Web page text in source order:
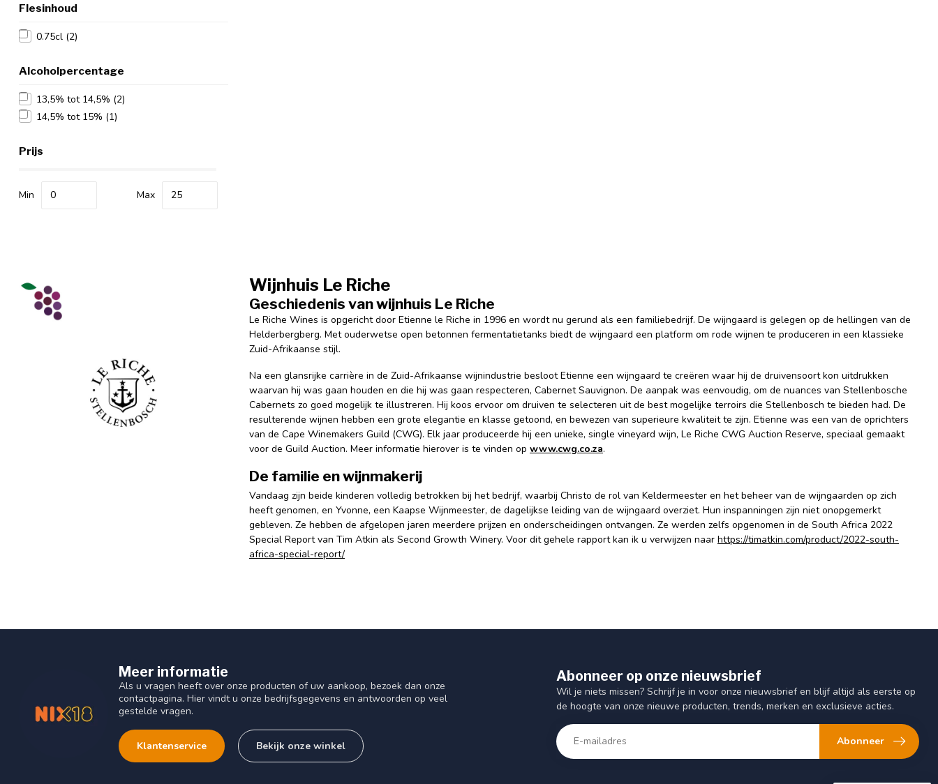
Flesinhoud
0.75cl (2)
Alcoholpercentage
13,5% tot 14,5% (2)
14,5% tot 15% (1)
Prijs
Min Max
Wijnhuis Le Riche
Geschiedenis van wijnhuis Le Riche
Le Riche Wines is opgericht door Etienne le Riche in 1996 en wordt nu gerund als een familiebedrijf. De wijngaard is gelegen op de hellingen van de
Helderbergberg. Met ouderwetse open betonnen fermentatietanks biedt de wijngaard een platform om rode wijnen te produceren in een klassieke
Zuid-Afrikaanse stijl.
Na een glansrijke carrière in de Zuid-Afrikaanse wijnindustrie besloot Etienne een wijngaard te creëren waar hij de druivensoort kon uitdrukken
waarvan hij was gaan houden en die hij was gaan respecteren, Cabernet Sauvignon. De aanpak was eenvoudig, om de nuances van Stellenbosche
Cabernets zo goed mogelijk te illustreren. Hij koos ervoor om druiven te selecteren uit de best mogelijke terroirs die Stellenbosch te bieden had. De
resulterende wijnen hebben een grote elegantie en klasse getoond, en bewezen van superieure kwaliteit te zijn. Etienne was een van de oprichters
van de Cape Winemakers Guild (CWG). Elk jaar produceerde hij een unieke, single vineyard wijn, Le Riche CWG Auction Reserve, speciaal gemaakt
voor de Guild Auction. Meer informatie hierover is te vinden op www.cwg.co.za.
De familie en wijnmakerij
Vandaag zijn beide kinderen volledig betrokken bij het bedrijf, waarbij Christo de rol van Keldermeester en het beheer van de wijngaarden op zich
heeft genomen, en Yvonne, een Kaapse Wijnmeester, de dagelijkse leiding van de wijngaard overziet. Hun inspanningen zijn niet onopgemerkt
gebleven. Ze hebben de afgelopen jaren meerdere prijzen en onderscheidingen ontvangen. Ze werden zelfs opgenomen in de South Africa 2022
Special Report van Tim Atkin als Second Growth Winery. Voor dit gehele rapport kan ik u verwijzen naar https://timatkin.com/product/2022-south-
africa-special-report/
Meer informatie
Als u vragen heeft over onze producten of uw aankoop, bezoek dan onze
contactpagina. Hier vindt u onze bedrijfsgegevens en antwoorden op veel
gestelde vragen.
Klantenservice Bekijk onze winkel
Abonneer op onze nieuwsbrief
Wil je niets missen? Schrijf je in voor onze nieuwsbrief en blijf altijd als eerste op
de hoogte van onze nieuwe producten, trends, merken en exclusieve acties.
Abonneer